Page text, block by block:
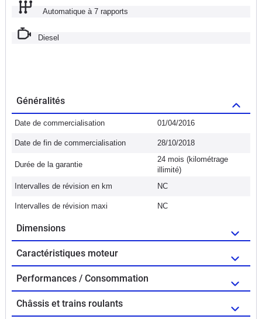
Automatique à 7 rapports
Diesel
Généralités
Date de commercialisation 01/04/2016
Date de fin de commercialisation 28/10/2018
Durée de la garantie
24 mois (kilométrage
illimité)
Intervalles de révision en km
NC
Intervalles de révision maxi NC
Dimensions
Caractéristiques moteur
Performances / Consommation
Châssis et trains roulants